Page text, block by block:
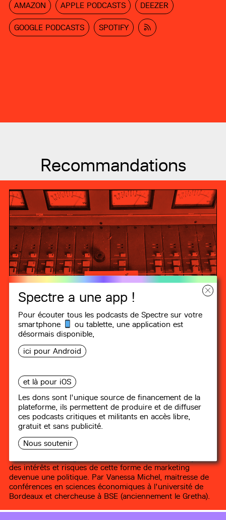
Spectre a une app !
Pour écouter tous les podcasts de Spectre sur votre
smartphone
ou tablette, uneapplication est
désormais disponible,
ici pour Android
et là pour iOS
Les dons sont l'unique source de financement de la
plateforme, ils permettent de produire et de diffuser
ces podcasts critiques et militants en accès libre,
gratuit et sans publicité.
Nous soutenir
AMAZON APPLE PODCASTS DEEZER
GOOGLE PODCASTS SPOTIFY
Recommandations
LES CLÉS DE L’ÉCO
#2Nudge : incitation ou
manipulation ? par Vanessa Michel
12 min
des intérêts et risques de cette forme de marketing
devenue une politique. Par Vanessa Michel, maitresse de
conférences en sciences économiques à l'université de
Bordeaux et chercheuse à BSE (anciennement le Gretha).